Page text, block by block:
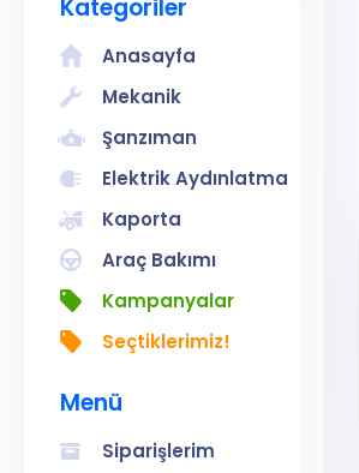
Kategoriler
Anasayfa
Mekanik
Şanzıman
Elektrik Aydınlatma
Kaporta
Araç Bakımı
Kampanyalar
Seçtiklerimiz!
Menü
Siparişlerim